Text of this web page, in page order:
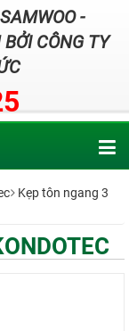
-
CÔNG TY
Kẹp tôn ngang 3